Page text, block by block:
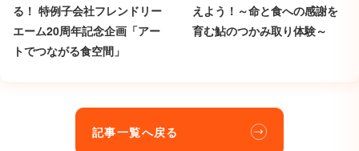
る！ 特例子会社フレンドリー
エーム20周年記念企画「アー
トでつながる食空間」
えよう！～命と食への感謝を
育む鮎のつかみ取り体験～
記事一覧へ戻る